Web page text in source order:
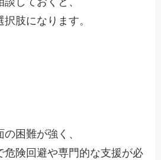
肢になります。
困難が強く、
危険回避や専門的な支援が必